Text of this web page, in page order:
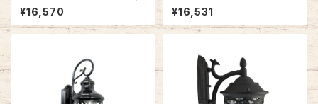
スティックブロンズ) #IM-606
6RT
¥16,570
(ラスティックブロンズ) #IM-70
17RT
¥16,531